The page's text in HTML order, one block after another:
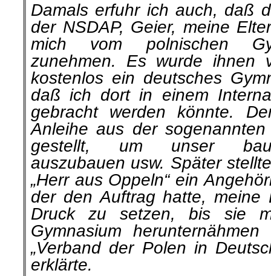
Damals erfuhr ich auch, daß
der NSDAP, Geier, meine
mich vom polnischen
zunehmen. Es wurde ihnen
kostenlos ein deutsches
daß ich dort in einem
gebracht werden könnte.
Anleihe aus der soge­nannten
gestellt, um unser
auszubauen usw. Später
„Herr aus Oppeln“ ein
der den Auftrag hatte, meine
Druck zu setzen, bis sie
Gymnasium
„Verband der Polen in
erklärte.